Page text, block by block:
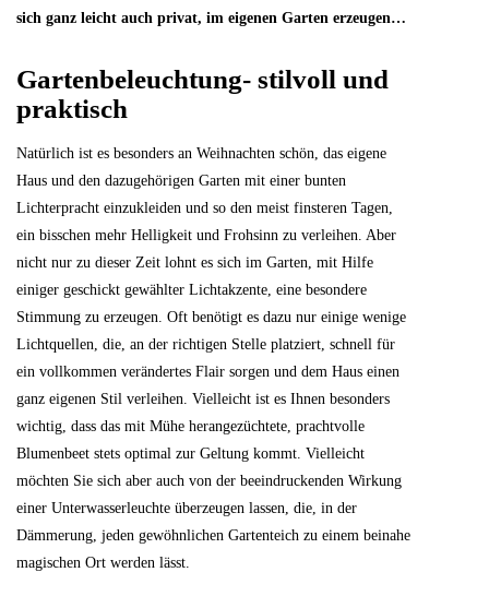
sich ganz leicht auch privat, im eigenen Garten erzeugen…
Gartenbeleuchtung- stilvoll und
praktisch
Natürlich ist es besonders an Weihnachten schön, das eigene
Haus und den dazugehörigen Garten mit einer bunten
Lichterpracht einzukleiden und so den meist finsteren Tagen,
ein bisschen mehr Helligkeit und Frohsinn zu verleihen. Aber
nicht nur zu dieser Zeit lohnt es sich im Garten, mit Hilfe
einiger geschickt gewählter Lichtakzente, eine besondere
Stimmung zu erzeugen. Oft benötigt es dazu nur einige wenige
Lichtquellen, die, an der richtigen Stelle platziert, schnell für
ein vollkommen verändertes Flair sorgen und dem Haus einen
ganz eigenen Stil verleihen. Vielleicht ist es Ihnen besonders
wichtig, dass das mit Mühe herangezüchtete, prachtvolle
Blumenbeet stets optimal zur Geltung kommt. Vielleicht
möchten Sie sich aber auch von der beeindruckenden Wirkung
einer Unterwasserleuchte überzeugen lassen, die, in der
Dämmerung, jeden gewöhnlichen Gartenteich zu einem beinahe
magischen Ort werden lässt.